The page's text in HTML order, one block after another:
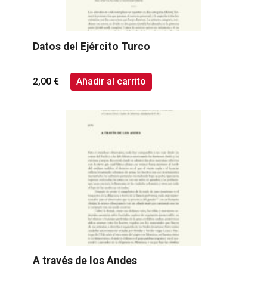
Datos del Ejército Turco
2,00 € Añadir al carrito
A través de los Andes